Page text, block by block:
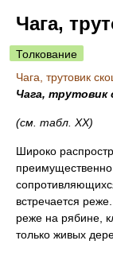
Чага,
Толкование
Чага, трутовик
Чага, трутовик
(см. табл. XX)
Широко
встречается
реже на рябине,
только живых